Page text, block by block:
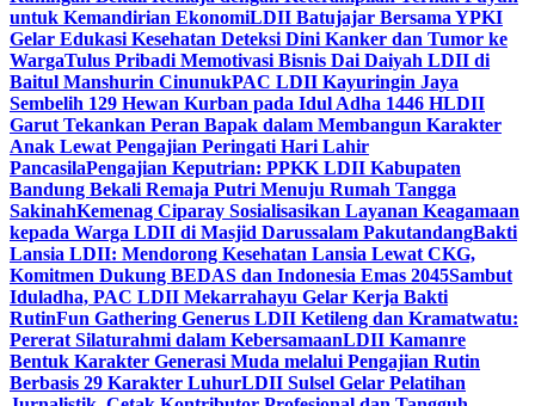
untuk Kemandirian EkonomiLDII Batujajar Bersama YPKI
Gelar Edukasi Kesehatan Deteksi Dini Kanker dan Tumor ke
WargaTulus Pribadi Memotivasi Bisnis Dai Daiyah LDII di
Baitul Manshurin CinunukPAC LDII Kayuringin Jaya
Sembelih 129 Hewan Kurban pada Idul Adha 1446 HLDII
Garut Tekankan Peran Bapak dalam Membangun Karakter
Anak Lewat Pengajian Peringati Hari Lahir
PancasilaPengajian Keputrian: PPKK LDII Kabupaten
Bandung Bekali Remaja Putri Menuju Rumah Tangga
SakinahKemenag Ciparay Sosialisasikan Layanan Keagamaan
kepada Warga LDII di Masjid Darussalam PakutandangBakti
Lansia LDII: Mendorong Kesehatan Lansia Lewat CKG,
Komitmen Dukung BEDAS dan Indonesia Emas 2045Sambut
Iduladha, PAC LDII Mekarrahayu Gelar Kerja Bakti
RutinFun Gathering Generus LDII Ketileng dan Kramatwatu:
Pererat Silaturahmi dalam KebersamaanLDII Kamanre
Bentuk Karakter Generasi Muda melalui Pengajian Rutin
Berbasis 29 Karakter LuhurLDII Sulsel Gelar Pelatihan